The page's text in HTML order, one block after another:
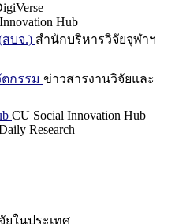
Hub
บจ.) สำนักบริหารวิจัยจุฬาฯ
กรรม ข่าวสารงานวิจัยและ
CU Social Innovation Hub
Research
ยในประเทศ